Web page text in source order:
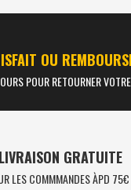
OU
POUR RETOURNER
LIVRAISON GRATUITE
LES COMMMANDES ÀPD 75€